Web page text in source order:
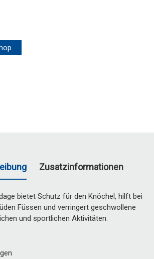
Zusatzinformationen
bietet Schutz für den Knöchel, hilft bei
Füssen und verringert geschwollene
und sportlichen Aktivitäten.